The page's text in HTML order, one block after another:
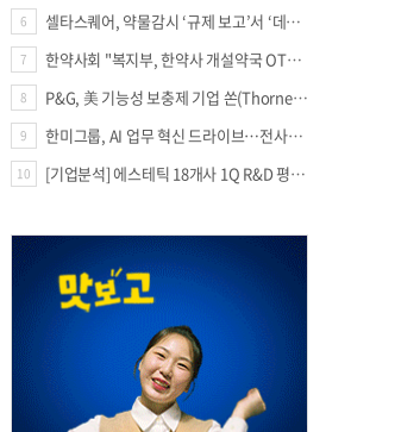
6 셀타스퀘어, 약물감시 ‘규제 보고’서 ‘데이터 의사결정’으로 "PVX 전환 요구 커진다"
7 한약사회 "복지부, 한약사 개설약국 OTC 공급 방해 더는 방관 말아야"
8 P&G, 美 기능성 보충제 기업 쏜(Thorne) 인수
9 한미그룹, AI 업무 혁신 드라이브…전사적 AI 활용 문화 구축
10 [기업분석] 에스테틱 18개사 1Q R&D 평균 69억…3.8%↑